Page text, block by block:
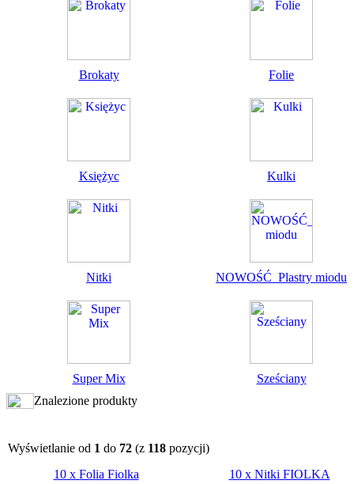
Brokaty Folie
Księżyc Kulki
Nitki NOWOŚĆ_Plastry miodu
Super Mix
Sześciany
Znalezione produkty
Wyświetlanie od 1 do 72 (z 118 pozycji)
10 x Folia Fiolka
10 x Nitki FIOLKA